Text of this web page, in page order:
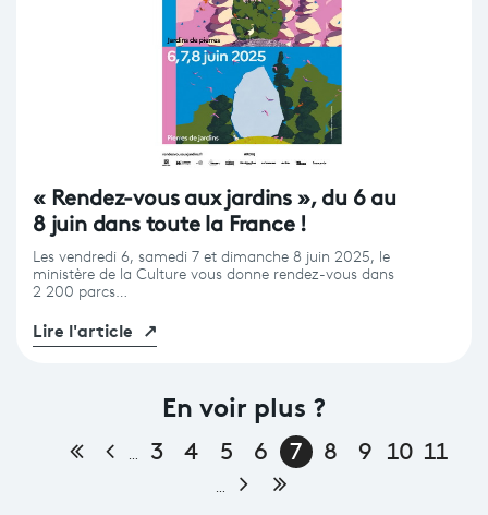
« Rendez-vous aux jardins », du 6 au
8 juin dans toute la France !
Les vendredi 6, samedi 7 et dimanche 8 juin 2025, le
ministère de la Culture vous donne rendez-vous dans
2 200 parcs…
Lire l'article ↗
En voir plus ?
Première page
Page précédente
… 3 4 5 6 7 8 9 10 11
… Page suivante
Dernière page